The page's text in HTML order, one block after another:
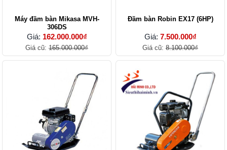
Máy đầm bàn Mikasa MVH-
306DS
Giá: 162.000.000₫
Giá cũ: 165.000.000₫
Đầm bàn Robin EX17 (6HP)
Giá: 7.500.000₫
Giá cũ: 8.100.000₫